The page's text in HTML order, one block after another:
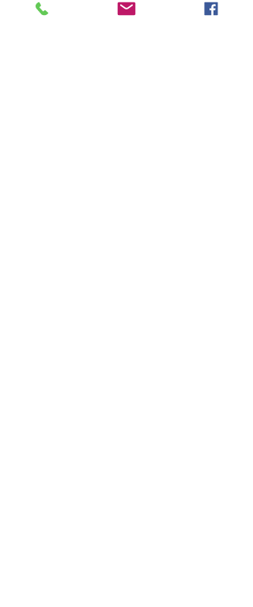
realizó la Guardia de Honor en la fachada